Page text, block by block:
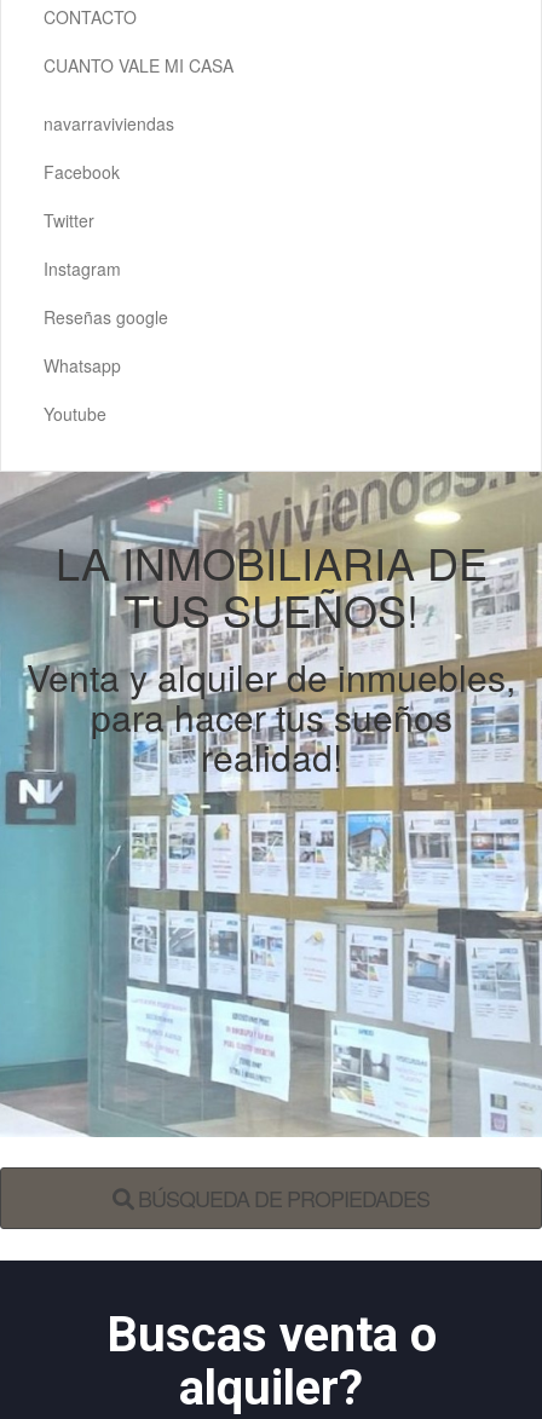
CONTACTO
CUANTO VALE MI CASA
navarraviviendas
Facebook
Twitter
Instagram
Reseñas google
Whatsapp
Youtube
LA INMOBILIARIA DE
TUS SUEÑOS!
Venta y alquiler de inmuebles,
para hacer tus sueños
realidad!
BÚSQUEDA DE PROPIEDADES
Buscas venta o
alquiler?